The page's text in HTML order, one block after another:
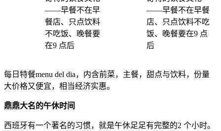
每日特餐menu del dia，内含前菜，主餐，甜点与饮料，份量
大价格又便宜，相当经济实惠。
鼎鼎大名的午休时间
西班牙有一个著名的习惯，就是午休足足有完整的2 个小时。